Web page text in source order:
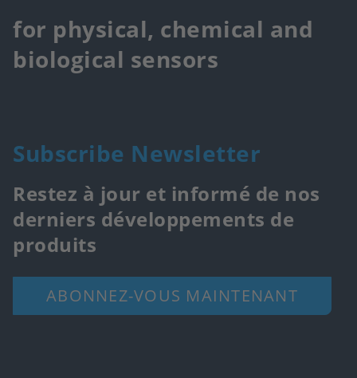
for physical, chemical and
biological sensors
Subscribe Newsletter
Restez à jour et informé de nos
derniers développements de
produits
ABONNEZ-VOUS MAINTENANT